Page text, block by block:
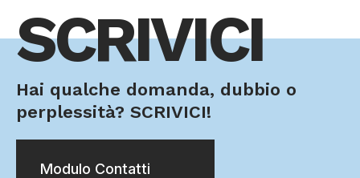
SCRIVICI
Hai qualche domanda, dubbio o
perplessità? SCRIVICI!​​
Modulo Contatti